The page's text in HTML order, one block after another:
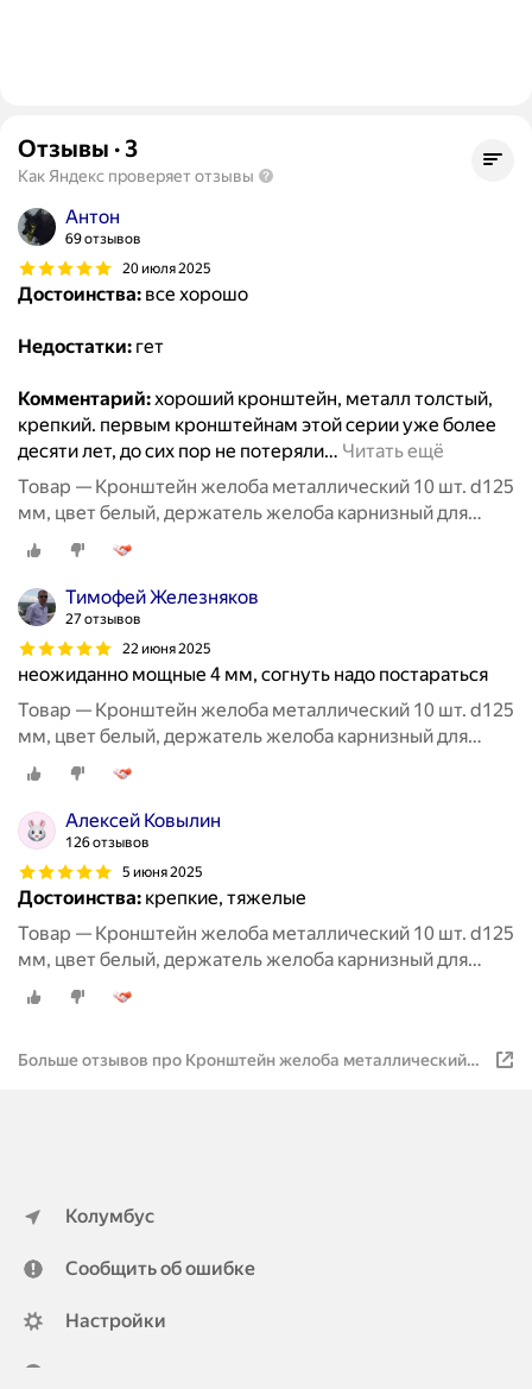
Отзывы · 3
Как Яндекс проверяет отзывы
Антон
69 отзывов
20 июля 2025
Достоинства: все хорошо
Недостатки: гет
Комментарий:хороший кронштейн, металл толстый,
крепкий. первым кронштейнам этой серии уже более
десяти лет, до сих пор не потеряли… Читать ещё
Товар — Кронштейн желоба металлический 10 шт. d125
мм, цвет белый, держатель желоба карнизный для
водосточной системы
Тимофей Железняков
27 отзывов
22 июня 2025
неожиданно мощные 4 мм, согнуть надо постараться
Товар — Кронштейн желоба металлический 10 шт. d125
мм, цвет белый, держатель желоба карнизный для
водосточной системы
Алексей Ковылин
126 отзывов
5 июня 2025
Достоинства: крепкие, тяжелые
Товар — Кронштейн желоба металлический 10 шт. d125
мм, цвет белый, держатель желоба карнизный для
водосточной системы
Больше отзывов про Кронштейн желоба металлический
Колумбус
Сообщить об ошибке
Настройки